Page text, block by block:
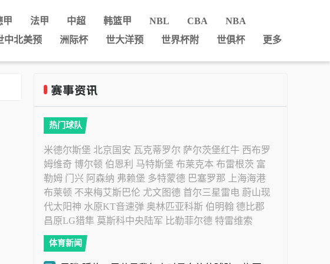
甲 法甲 中超 韩篮甲 NBL CBA
NBA
中北美预 洲际杯 世大洋预 世界杯附 世俱杯 更多
热门球队
米德尔斯堡 北京国安 瓦克蒂罗尔 萨尔茨堡红牛 西布罗
姆维奇 博尔顿 伯恩利 马特斯堡 布莱克本 布雷根茨 富
勒姆 门兴 阿森纳 弗赖堡 多特蒙德 巴塞罗那
上海海港
布莱顿 不来梅艾斯巴伦 尤文图德 首尔三星雷电 蔚山现
代太阳神 水原KT音速弹 奥林匹亚科斯 伯明翰 德比郡
昌原LG猎隼 莫斯科中央陆军 比勒菲尔德 特雷维索
体育新闻